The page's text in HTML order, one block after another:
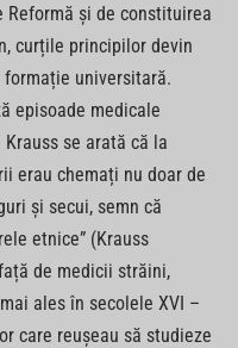
și de constituirea
curțile principilor devin
universitară.
episoade medicale
se arată că la
erau chemați nu doar de
și secui, semn că
etnice” (Krauss
de medicii străini,
ales în secolele XVI –
care reușeau să studieze